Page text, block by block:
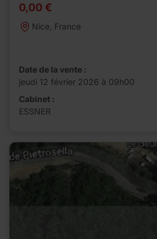
0,00 €
Nice, France
Date de la vente :
jeudi 12 février 2026 à 09h00
Cabinet :
ESSNER